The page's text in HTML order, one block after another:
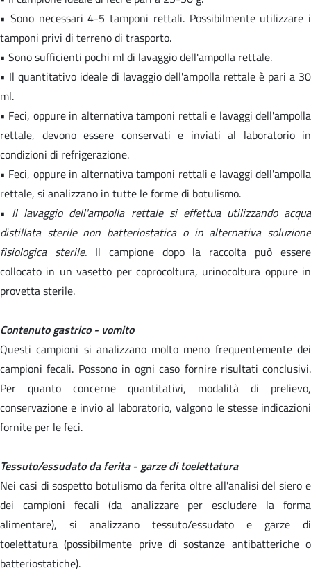
• Sono necessari 4-5 tamponi rettali. Possibilmente utilizzare i
tamponi privi di terreno di trasporto.
• Sono sufficienti pochi ml di lavaggio dell'ampolla rettale.
• Il quantitativo ideale di lavaggio dell'ampolla rettale è pari a 30
ml.
• Feci, oppure in alternativa tamponi rettali e lavaggi dell'ampolla
rettale, devono essere conservati e inviati al laboratorio in
condizioni di refrigerazione.
• Feci, oppure in alternativa tamponi rettali e lavaggi dell'ampolla
rettale, si analizzano in tutte le forme di botulismo.
• Il lavaggio dell'ampolla rettale si effettua utilizzando acqua
distillata sterile non batteriostatica o in alternativa soluzione
fisiologica sterile.Il campione dopo la raccolta può essere
collocato in un vasetto per coprocoltura, urinocoltura oppure in
provetta sterile.
Contenuto gastrico - vomito
Questi campioni si analizzano molto meno frequentemente dei
campioni fecali. Possono in ogni caso fornire risultati conclusivi.
Per quanto concerne quantitativi, modalità di prelievo,
conservazione e invio al laboratorio, valgono le stesse indicazioni
fornite per le feci.
Tessuto/essudato da ferita - garze di toelettatura
Nei casi di sospetto botulismo da ferita oltre all'analisi del siero e
dei campioni fecali (da analizzare per escludere la forma
alimentare), si analizzano tessuto/essudato e garze di
toelettatura (possibilmente prive di sostanze antibatteriche o
batteriostatiche).